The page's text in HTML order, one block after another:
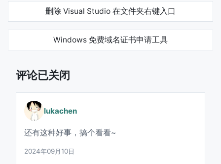
删除 Visual Studio 在文件夹右键入口
Windows 免费域名证书申请工具
评论已关闭
lukachen
还有这种好事，搞个看看~
2024年09月10日